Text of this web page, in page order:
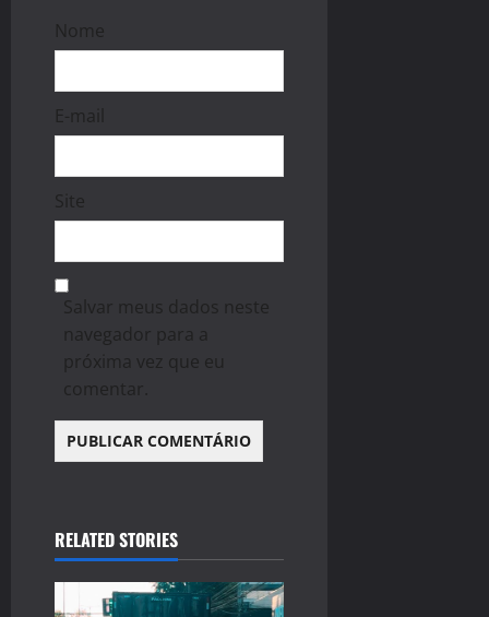
Nome
E-mail
Site
Salvar meus dados neste
navegador para a
próxima vez que eu
comentar.
RELATED STORIES